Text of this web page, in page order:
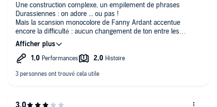
Une construction complexe, un empilement de phrases
Durassiennes : on adore ... ou pas !
Mais la scansion monocolore de Fanny Ardant accentue
encore la difficulté : aucun changement de ton entre les
personnages ce qui rend encore plus difficile la
compréhension de la narration.
Pire, une page entière manque, Fanny Ardant sautant de la
n°810)